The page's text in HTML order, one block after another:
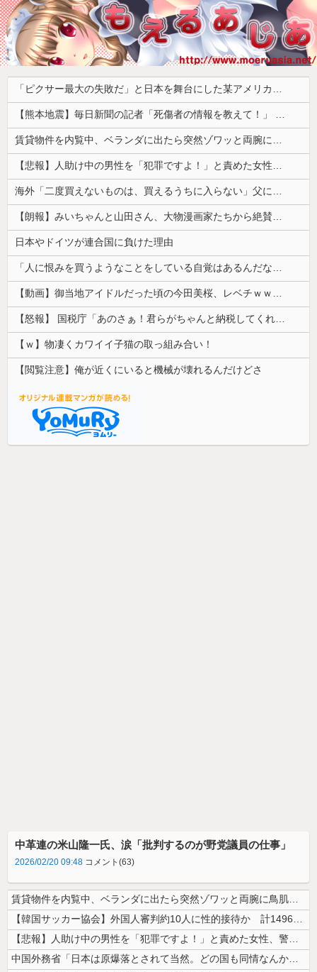
「ピクサー最大の失敗だ」と日本を舞台にした某アメリカ産アニメが話題に、日本と韓国の両方に失礼すぎるわ……
【熊本地震】毎日新聞の記者「死傷者の情報を教えて！」 → 企業「個人情報は控えます！」 → 記「年代は？特定につながらないでしょ？教えてよ？教えてよ？」
賃貸物件を内覧中、ベランダに出たら突然ゾワッと両腕に鳥肌が出た。「やっぱりこの部屋嫌だ」と思った瞬間、体が前にドンッと突き飛ばされて…
【悲報】人助け中の男性を「犯罪ですよ！」と責めた女性、警察が来た瞬間逃げる
海外「二度買えないものは、買えるうちに入らない」父に言われた一言でお金の使い方が変わった…
【朗報】みいちゃんと山田さん、大物漫画家たちから絶賛されるｗｗｗｗ
日本やドイツが連合国に負けた理由
「人に恨みを買うようなことをしている自覚はあるんだな」と高市首相を嘲笑った左派、平和記念式典での演説にケチを付けるも……
【動画】御当地アイドルだった頃の今田美桜、レベチｗｗｗｗｗｗｗｗｗｗｗｗｗｗｗｗｗｗ
【怒報】 国税庁「あのさぁ！君らがちゃんと納税してくれないとこうなっちゃうけどどうする？！」←これw w w w w w w w
【ｗ】物凄くカワイイ子猫の取っ組み合い！
【閲覧注意】俺が近くにいると機械が壊れるんだけどさ
中革連の米山隆一氏、涙「批判するのが野党議員の仕事」
2026/02/20 09:48 コメント(63)
賃貸物件を内覧中、ベランダに出たら突然ゾワッと両腕に鳥肌が出た。「やっ...
【韓国サッカー協会】外国人審判約10人に性的接待か 計1496回、約2...
【悲報】人助け中の男性を「犯罪ですよ！」と責めた女性、警察が来た瞬間逃...
中国外務省「日本は原爆落とされて当然。どの国も同情なんかしない」